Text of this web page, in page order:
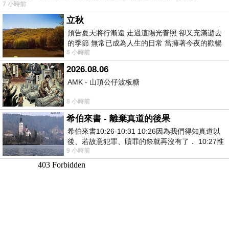
7 小時前
立秋
預告夏天將行漸遠 走過這陽光普照 卻又充滿逝去
的季節 無常已成為人生的日常 當擁著今夜的歡暢
舒心 轉眼驟成昨日 而明晨 太陽
8 小時前
2026.08.06
AMK - 山頂公仔波板糖
8 小時前
希伯來書 - 離棄真道的後果
希伯來書10:26-10:31 10:26因為我們得知真道以
後、若故意犯罪、贖罪的祭就再沒有了． 10:27惟
有戰懼等候審判和那燒滅眾敵人的烈火
9 小時前